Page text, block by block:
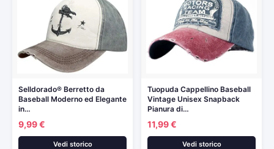
Selldorado® Berretto da
Baseball Moderno ed Elegante
in…
9,99 €
Vedi storico
Tuopuda Cappellino Baseball
Vintage Unisex Snapback
Pianura di…
11,99 €
Vedi storico